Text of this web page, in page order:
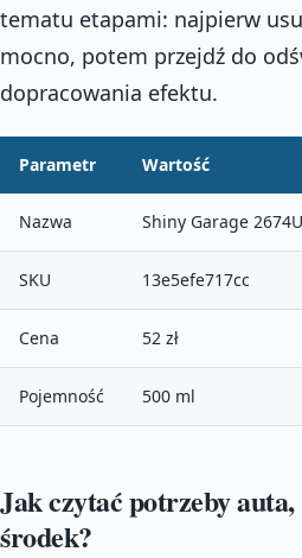
tematu etapami: najpierw
mocno, potem przejdź do
dopracowania efektu.
Parametr Wartość
Nazwa Shiny Garage
SKU 13e5efe717cc
Cena 52 zł
Pojemność 500 ml
Jak czytać potrzeby
środek?